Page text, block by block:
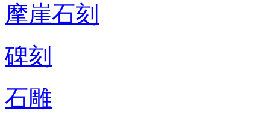
摩崖石刻
碑刻
石雕